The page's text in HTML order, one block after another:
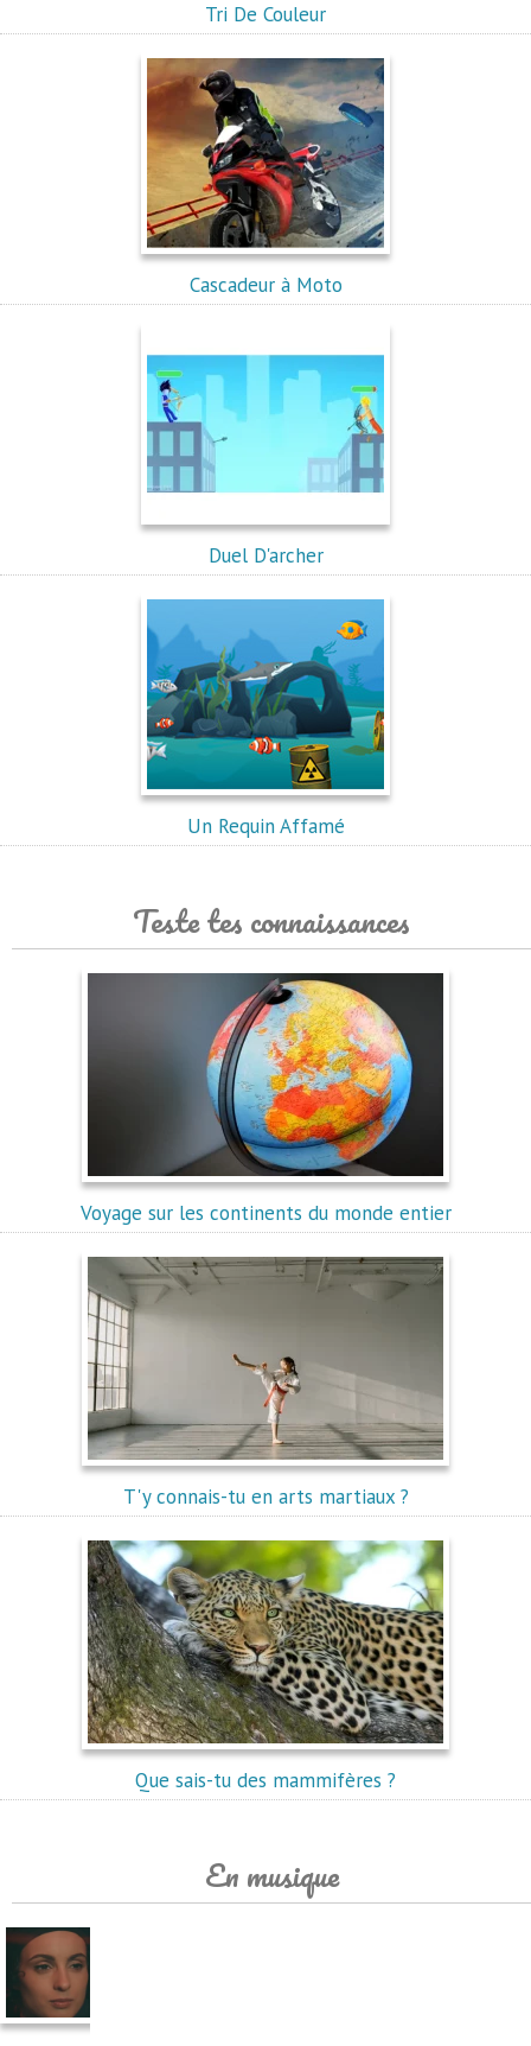
Tri De Couleur
Cascadeur à Moto
Duel D'archer
Un Requin Affamé
Teste tes connaissances
Voyage sur les continents du monde entier
T'y connais-tu en arts martiaux ?
Que sais-tu des mammifères ?
En musique